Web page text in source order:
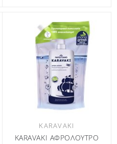
KARAVAKI
KARAVAKI ΑΦΡΟΛΟΥΤΡΟ